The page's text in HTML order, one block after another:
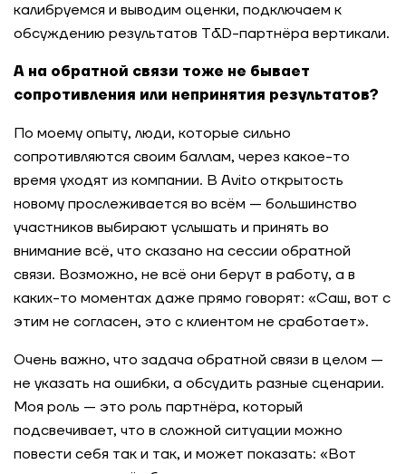
калибруемся и выводим оценки, подключаем к
обсуждению результатов T&D-партнёра вертикали.
А на обратной связи тоже не бывает
сопротивления или непринятия результатов?
По моему опыту, люди, которые сильно
сопротивляются своим баллам, через какое-то
время уходят из компании. В Avito открытость
новому прослеживается во всём — большинство
участников выбирают услышать и принять во
внимание всё, что сказано на сессии обратной
связи. Возможно, не всё они берут в работу, а в
каких-то моментах даже прямо говорят: «Саш, вот с
этим не согласен, это с клиентом не сработает».
Очень важно, что задача обратной связи в целом —
не указать на ошибки, а обсудить разные сценарии.
Моя роль — это роль партнёра, который
подсвечивает, что в сложной ситуации можно
повести себя так и так, и может показать: «Вот